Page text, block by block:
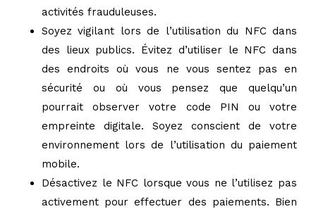
activités frauduleuses.
Soyez vigilant lors de l’utilisation du NFC dans
des lieux publics. Évitez d’utiliser le NFC dans
des endroits où vous ne vous sentez pas en
sécurité ou où vous pensez que quelqu’un
pourrait observer votre code PIN ou votre
empreinte digitale. Soyez conscient de votre
environnement lors de l’utilisation du paiement
mobile.
Désactivez le NFC lorsque vous ne l’utilisez pas
activement pour effectuer des paiements. Bien